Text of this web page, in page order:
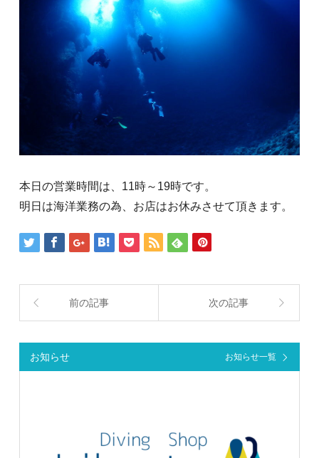
本日の営業時間は、11時～19時です。
明日は海洋業務の為、お店はお休みさせて頂きます。
前の記事 次の記事
お知らせ お知らせ一覧